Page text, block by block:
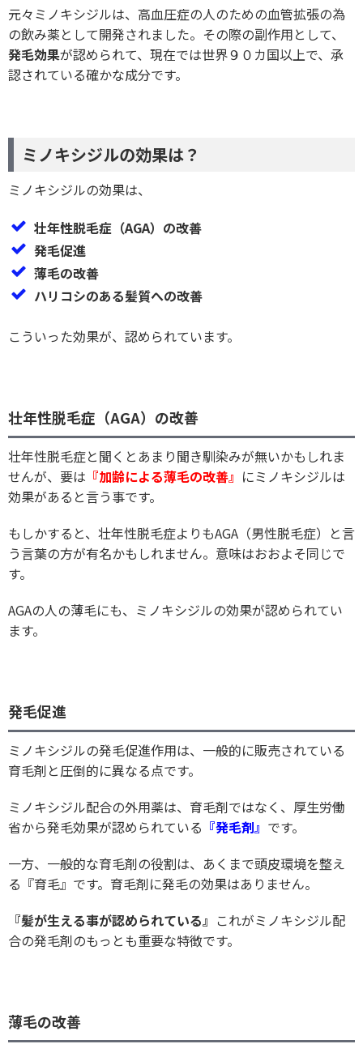
元々ミノキシジルは、高血圧症の人のための血管拡張の為
の飲み薬として開発されました。その際の副作用として、
発毛効果が認められて、現在では世界９０カ国以上で、承
認されている確かな成分です。
ミノキシジルの効果は？
ミノキシジルの効果は、
壮年性脱毛症（AGA）の改善
発毛促進
薄毛の改善
ハリコシのある髪質への改善
こういった効果が、認められています。
壮年性脱毛症（AGA）の改善
壮年性脱毛症と聞くとあまり聞き馴染みが無いかもしれま
せんが、要は 『加齢による薄毛の改善』 にミノキシジルは
効果があると言う事です。
もしかすると、壮年性脱毛症よりもAGA（男性脱毛症）と言
う言葉の方が有名かもしれません。意味はおおよそ同じで
す。
AGAの人の薄毛にも、ミノキシジルの効果が認められてい
ます。
発毛促進
ミノキシジルの発毛促進作用は、一般的に販売されている
育毛剤と圧倒的に異なる点です。
ミノキシジル配合の外用薬は、育毛剤ではなく、厚生労働
省から発毛効果が認められている 『発毛剤』 です。
一方、一般的な育毛剤の役割は、あくまで頭皮環境を整え
る『育毛』です。育毛剤に発毛の効果はありません。
『髪が生える事が認められている』 これがミノキシジル配
合の発毛剤のもっとも重要な特徴です。
薄毛の改善